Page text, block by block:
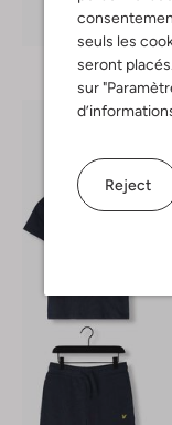
seuls les
seront
sur
Reject